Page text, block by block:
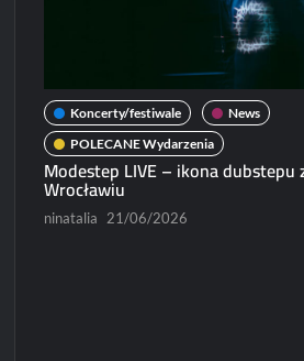
Koncerty/festiwale
News
POLECANE Wydarzenia
Modestep LIVE – ikona dubstepu
Wrocławiu
ninatalia 21/06/2026